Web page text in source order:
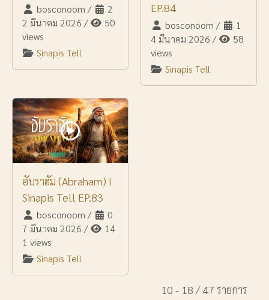
bosconoom /
2
2 มีนาคม 2026 /
50
views
Sinapis Tell
EP.84
bosconoom /
1
4 มีนาคม 2026 /
58
views
Sinapis Tell
อับราฮัม (Abraham) I
Sinapis Tell EP.83
bosconoom /
0
7 มีนาคม 2026 /
14
1 views
Sinapis Tell
10 - 18 / 47 รายการ